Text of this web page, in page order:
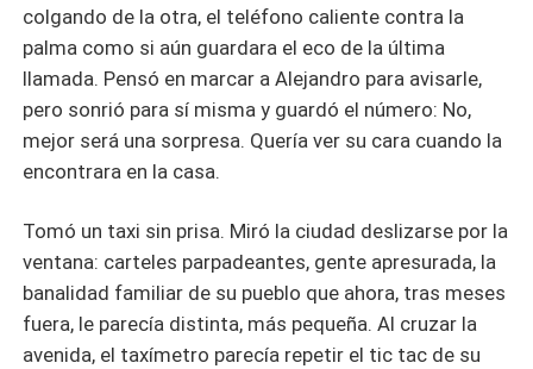
colgando de la otra, el teléfono caliente contra la
palma como si aún guardara el eco de la última
llamada. Pensó en marcar a Alejandro para avisarle,
pero sonrió para sí misma y guardó el número: No,
mejor será una sorpresa. Quería ver su cara cuando la
encontrara en la casa.
Tomó un taxi sin prisa. Miró la ciudad deslizarse por la
ventana: carteles parpadeantes, gente apresurada, la
banalidad familiar de su pueblo que ahora, tras meses
fuera, le parecía distinta, más pequeña. Al cruzar la
avenida, el taxímetro parecía repetir el tic tac de su